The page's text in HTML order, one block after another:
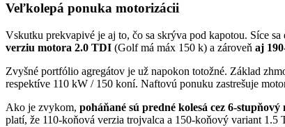
Veľkolepá ponuka motorizácii
Vskutku prekvapivé je aj to, čo sa skrýva pod kapotou. Síce
verziu motora 2.0 TDI (Golf má máx 150 k) a zároveň aj
Zvyšné portfólio agregátov je už napokon totožné. Základ
respektíve 110 kW / 150 koní. Naftovú ponuku zastrešuje
Ako je zvykom, poháňané sú predné kolesá cez 6-stupňový
platí, že 110-koňová verzia trojvalca a 150-koňový variant 1.5